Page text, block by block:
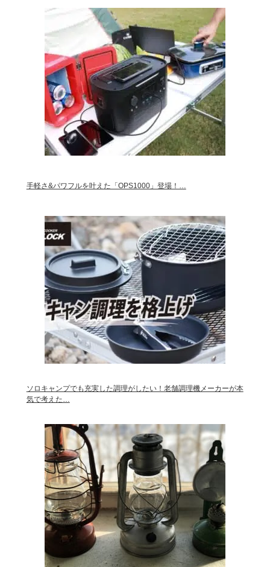
手軽さ&パワフルを叶えた「OPS1000」登場！…
ソロキャンプでも充実した調理がしたい！老舗調理機メーカーが本
気で考えた…